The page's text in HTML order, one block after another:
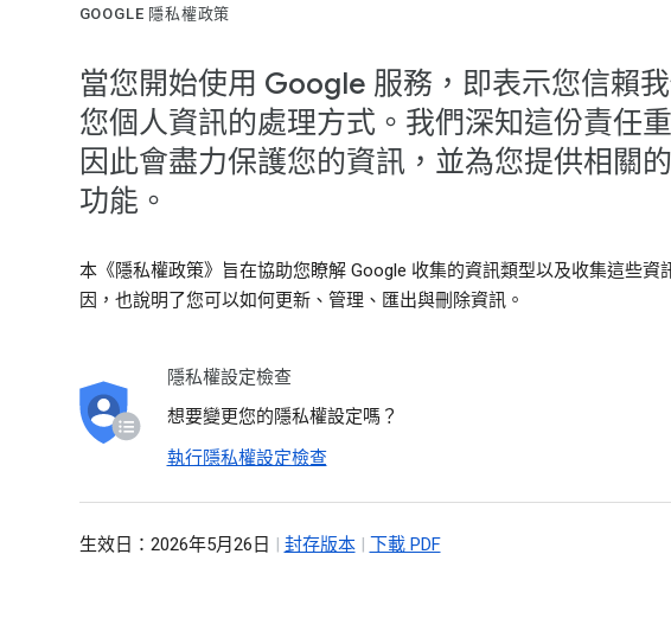
GOOGLE 隱私權政策
當您開始使用 Google 服務，即表示您信賴
您個人資訊的處理方式。我們深知這份責任重
因此會盡力保護您的資訊，並為您提供相關
功能。
本《隱私權政策》旨在協助您瞭解 Google 收集的資訊類型以及收集這些資
因，也說明了您可以如何更新、管理、匯出與刪除資訊。
隱私權設定檢查
想要變更您的隱私權設定嗎？
執行隱私權設定檢查
生效日：2026年5月26日 | 封存版本 | 下載 PDF